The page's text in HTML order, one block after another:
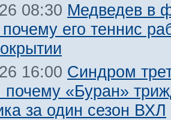
08:30 Медведев в
его теннис
16:00 Синдром
почему «Буран»
за один сезон ВХЛ